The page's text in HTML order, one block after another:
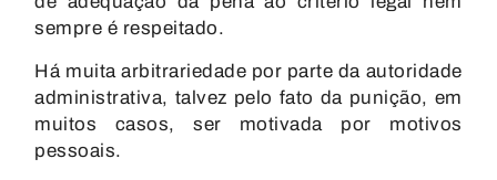
sempre é respeitado.
Há muita arbitrariedade por parte da autoridade
administrativa, talvez pelo fato da punição, em
muitos casos, ser motivada por motivos
pessoais.